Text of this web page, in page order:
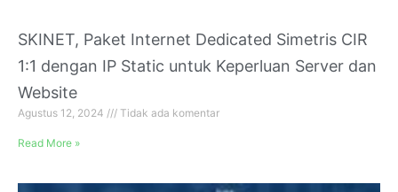
SKINET, Paket Internet Dedicated Simetris CIR
1:1 dengan IP Static untuk Keperluan Server dan
Website
Agustus 12, 2024 Tidak ada komentar
Read More »